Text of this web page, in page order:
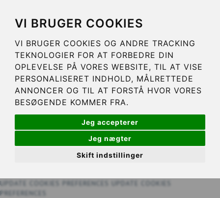
VI BRUGER COOKIES
VI BRUGER COOKIES OG ANDRE TRACKING
TEKNOLOGIER FOR AT FORBEDRE DIN
OPLEVELSE PÅ VORES WEBSITE, TIL AT VISE
PERSONALISERET INDHOLD, MÅLRETTEDE
ANNONCER OG TIL AT FORSTÅ HVOR VORES
BESØGENDE KOMMER FRA.
Jeg accepterer
Jeg nægter
Skift indstillinger
UPDATE COOKIES PREFERENCES
UPDATE COOKIES
PREFERENCES